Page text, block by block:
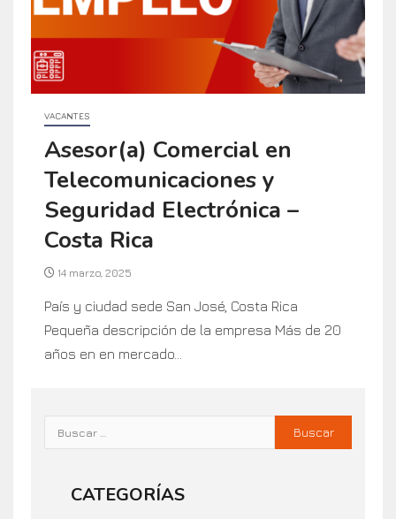
VACANTES
Asesor(a) Comercial en
Telecomunicaciones y
Seguridad Electrónica –
Costa Rica
14 marzo, 2025
País y ciudad sede San José, Costa Rica
Pequeña descripción de la empresa Más de 20
años en en mercado...
CATEGORÍAS